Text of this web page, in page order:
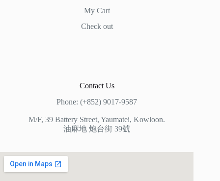
My Cart
Check out
Contact Us
Phone: (+852) 9017-9587
M/F, 39 Battery Street, Yaumatei, Kowloon.
油麻地 炮台街 39號